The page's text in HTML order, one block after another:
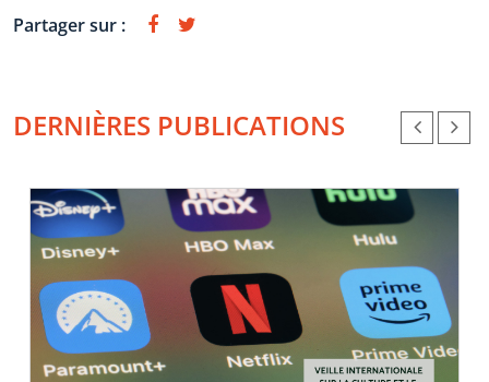
Partager sur :
DERNIÈRES PUBLICATIONS